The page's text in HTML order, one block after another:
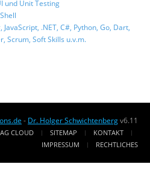
und Unit Testing
.NET, C#, Python, Go, Dart,
Scrum, Soft Skills u.v.m.
- Dr. Holger Schwichtenbergv6.11
CLOUD SITEMAP
KONTAKT
IMPRESSUM
RECHTLICHES